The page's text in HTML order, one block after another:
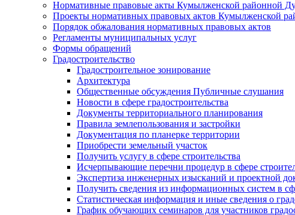
Нормативные правовые акты Кумылженской районной
Проекты нормативных правовых актов Кумылженской
Порядок обжалования нормативных правовых актов
Регламенты муниципальных услуг
Формы обращений
Градостроительство
Градостроительное зонирование
Архитектура
Общественные обсуждения Публичные слушания
Новости в сфере градостроительства
Документы территориального планирования
Правила землепользования и застройки
Документация по планерке территории
Приобрести земельный участок
Получить услугу в сфере строительства
Исчерпывающие перечни процедур в сфере
Экспертиза инженерных изысканий и проектной
Получить сведения из информационных систем в
Статистическая информация и иные сведения о
График обучающих семинаров для участников